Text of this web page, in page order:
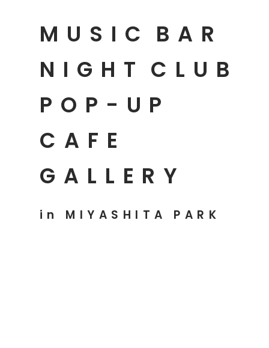
NIGHT CLUB
MUSIC BAR
POP-UP
CAFE
GALLERY
in MIYASHITA PARK